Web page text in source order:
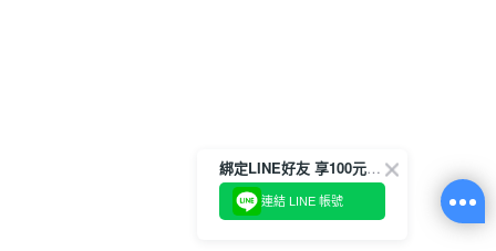
綁定LINE好友 享100元折價券
連結 LINE 帳號